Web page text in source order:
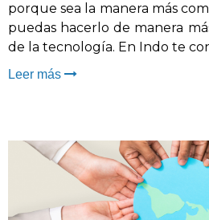
porque sea la manera más
puedas hacerlo de manera
de la tecnología. En Indo te
Leer más